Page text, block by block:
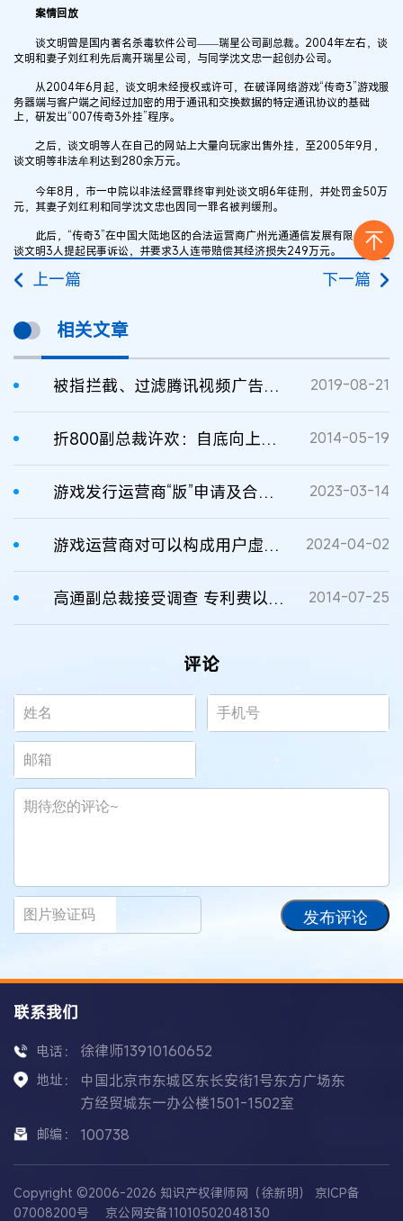
案情回放
谈文明曾是国内著名杀毒软件公司——瑞星公司副总裁。2004年左右，谈
文明和妻子刘红利先后离开瑞星公司，与同学沈文忠一起创办公司。
从2004年6月起，谈文明未经授权或许可，在破译网络游戏“传奇3”游戏服
务器端与客户端之间经过加密的用于通讯和交换数据的特定通讯协议的基础
上，研发出“007传奇3外挂”程序。
之后，谈文明等人在自己的网站上大量向玩家出售外挂，至2005年9月，
谈文明等非法牟利达到280余万元。
今年8月，市一中院以非法经营罪终审判处谈文明6年徒刑，并处罚金50万
元，其妻子刘红利和同学沈文忠也因同一罪名被判缓刑。
此后，“传奇3”在中国大陆地区的合法运营商广州光通通信发展有限公司向
谈文明3人提起民事诉讼，并要求3人连带赔偿其经济损失249万元。
上一篇 下一篇
相关文章
被指拦截、过滤腾讯视频广告，乐网App运营商被腾讯诉至法院索赔500万元！ 2019-08-21
折800副总裁许欢：自底向上进行品牌渗透 2014-05-19
游戏发行运营商“版”申请及合规要点 2023-03-14
游戏运营商对可以构成用户虚拟财产的数据权益的探讨 2024-04-02
高通副总裁接受调查 专利费以整机计价涉嫌违法 2014-07-25
评论
发布评论
联系我们
电话： 徐律师13910160652
地址：
中国北京市东城区东长安街1号东方广场东
方经贸城东一办公楼1501-1502室
邮编： 100738
Copyright ©2006-2026 知识产权律师网（徐新明） 京ICP备
07008200号
京公网安备11010502048130